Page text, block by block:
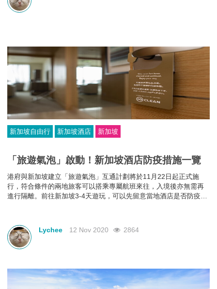
新加坡自由行 新加坡酒店 新加坡
「旅遊氣泡」啟動！新加坡酒店防疫措施一覽
港府與新加坡建立「旅遊氣泡」互通計劃將於11月22日起正式施
行，符合條件的兩地旅客可以搭乘專屬航班來往，入境後亦無需再
進行隔離。前往新加坡3-4天遊玩，可以先留意當地酒店是否防疫標
Lychee 12 Nov 2020 2864